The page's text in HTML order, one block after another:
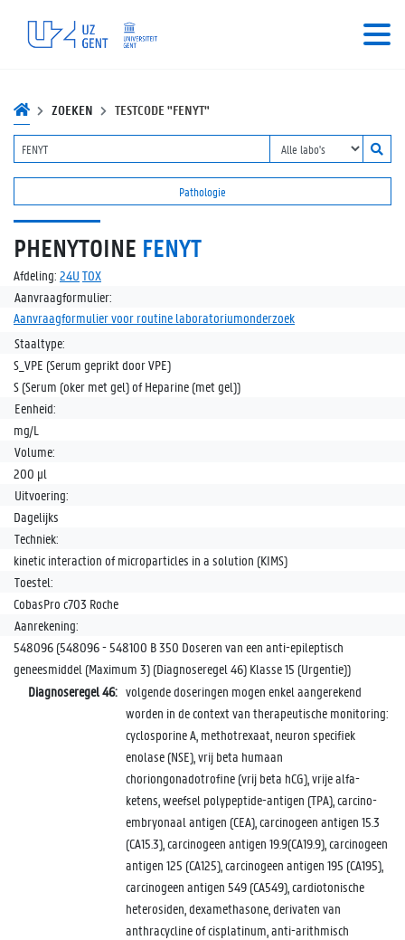
ZOEKEN TESTCODE "FENYT"
Pathologie
PHENYTOINE FENYT
Afdeling: 24U TOX
Aanvraagformulier:
Aanvraagformulier voor routine laboratoriumonderzoek
Staaltype:
S_VPE (Serum geprikt door VPE)
S (Serum (oker met gel) of Heparine (met gel))
Eenheid:
mg/L
Volume:
200 µl
Uitvoering:
Dagelijks
Techniek:
kinetic interaction of microparticles in a solution (KIMS)
Toestel:
CobasPro c703 Roche
Aanrekening:
548096 (548096 - 548100 B 350 Doseren van een anti-epileptisch
geneesmiddel (Maximum 3) (Diagnoseregel 46) Klasse 15 (Urgentie))
Diagnoseregel 46: volgende doseringen mogen enkel aangerekend
worden in de context van therapeutische monitoring:
cyclosporine A, methotrexaat, neuron specifiek
enolase (NSE), vrij beta humaan
choriongonadotrofine (vrij beta hCG), vrije alfa-
ketens, weefsel polypeptide-antigen (TPA), carcino-
embryonaal antigen (CEA), carcinogeen antigen 15.3
(CA15.3), carcinogeen antigen 19.9(CA19.9), carcinogeen
antigen 125 (CA125), carcinogeen antigen 195 (CA195),
carcinogeen antigen 549 (CA549), cardiotonische
heterosiden, dexamethasone, derivaten van
anthracycline of cisplatinum, anti-arithmisch